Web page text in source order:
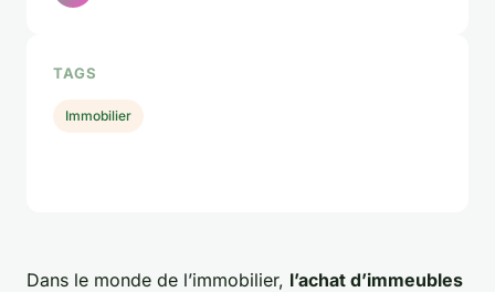
Dans le monde de l’immobilier, l’achat d’immeubles
TAGS
Immobilier